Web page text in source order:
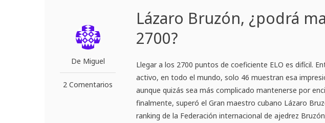
De Miguel
2 Comentarios
Lázaro Bruzón, ¿podrá
2700?
Llegar a los 2700 puntos de coeficiente ELO es difícil.
activo, en todo el mundo, solo 46 muestran esa
aunque quizás sea más complicado mantenerse por
finalmente, superó el Gran maestro cubano Lázaro
ranking de la Federación internacional de ajedrez